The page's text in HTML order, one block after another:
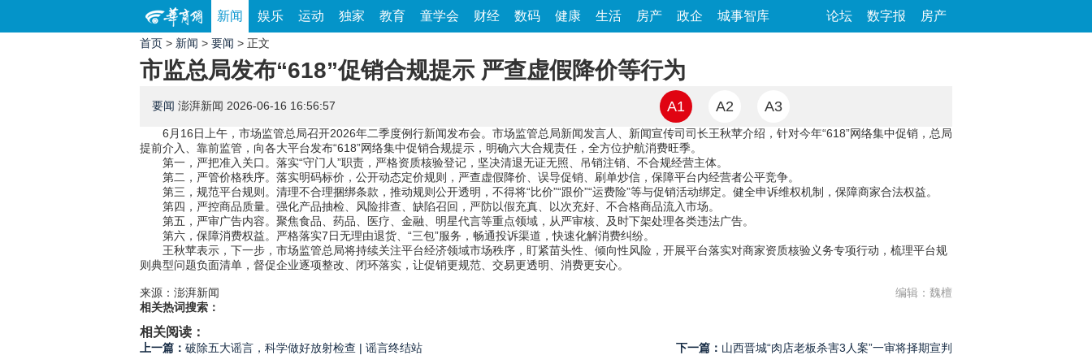
新闻 娱乐 运动 独家 教育 童学会 财经 数码 健康 生活 房产 政企 城事智库 论坛 数字报 房产
首页 > 新闻 > 要闻 > 正文
市监总局发布“618”促销合规提示 严查虚假降价等行为
要闻 澎湃新闻 2026-06-16 16:56:57 A1 A2 A3
6月16日上午，市场监管总局召开2026年二季度例行新闻发布会。市场监管总局新闻发言人、新闻宣传司司长王秋苹介绍，针对今年“618”网络集中促销，总局
提前介入、靠前监管，向各大平台发布“618”网络集中促销合规提示，明确六大合规责任，全方位护航消费旺季。
第一，严把准入关口。落实“守门人”职责，严格资质核验登记，坚决清退无证无照、吊销注销、不合规经营主体。
第二，严管价格秩序。落实明码标价，公开动态定价规则，严查虚假降价、误导促销、刷单炒信，保障平台内经营者公平竞争。
第三，规范平台规则。清理不合理捆绑条款，推动规则公开透明，不得将“比价”“跟价”“运费险”等与促销活动绑定。健全申诉维权机制，保障商家合法权益。
第四，严控商品质量。强化产品抽检、风险排查、缺陷召回，严防以假充真、以次充好、不合格商品流入市场。
第五，严审广告内容。聚焦食品、药品、医疗、金融、明星代言等重点领域，从严审核、及时下架处理各类违法广告。
第六，保障消费权益。严格落实7日无理由退货、“三包”服务，畅通投诉渠道，快速化解消费纠纷。
王秋苹表示，下一步，市场监管总局将持续关注平台经济领域市场秩序，盯紧苗头性、倾向性风险，开展平台落实对商家资质核验义务专项行动，梳理平台规
则典型问题负面清单，督促企业逐项整改、闭环落实，让促销更规范、交易更透明、消费更安心。
来源：澎湃新闻
编辑：魏檀
相关热词搜索：
相关阅读：
上一篇： 破除五大谣言，科学做好放射检查 | 谣言终结站 下一篇： 山西晋城“肉店老板杀害3人案”一审将择期宣判